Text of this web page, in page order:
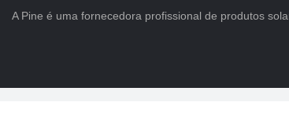
A Pine é uma fornecedora profissional de produtos